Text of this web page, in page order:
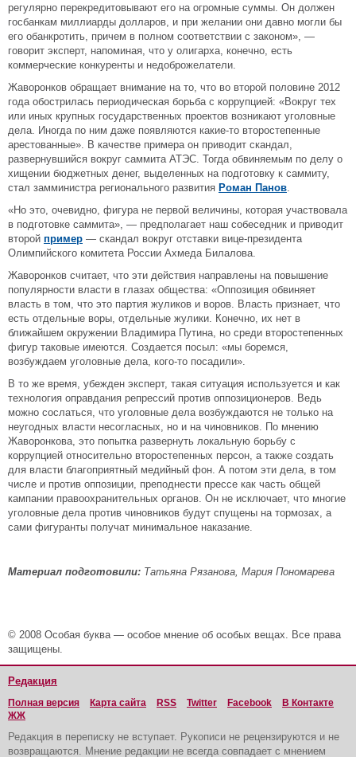
регулярно перекредитовывают его на огромные суммы. Он должен
госбанкам миллиарды долларов, и при желании они давно могли бы
его обанкротить, причем в полном соответствии с законом», —
говорит эксперт, напоминая, что у олигарха, конечно, есть
коммерческие конкуренты и недоброжелатели.
Жаворонков обращает внимание на то, что во второй половине 2012
года обострилась периодическая борьба с коррупцией: «Вокруг тех
или иных крупных государственных проектов возникают уголовные
дела. Иногда по ним даже появляются какие-то второстепенные
арестованные». В качестве примера он приводит скандал,
развернувшийся вокруг саммита АТЭС. Тогда обвиняемым по делу о
хищении бюджетных денег, выделенных на подготовку к саммиту,
стал замминистра регионального развития Роман Панов.
«Но это, очевидно, фигура не первой величины, которая участвовала
в подготовке саммита», — предполагает наш собеседник и приводит
второй пример — скандал вокруг отставки вице-президента
Олимпийского комитета России Ахмеда Билалова.
Жаворонков считает, что эти действия направлены на повышение
популярности власти в глазах общества: «Оппозиция обвиняет
власть в том, что это партия жуликов и воров. Власть признает, что
есть отдельные воры, отдельные жулики. Конечно, их нет в
ближайшем окружении Владимира Путина, но среди второстепенных
фигур таковые имеются. Создается посыл: «мы боремся,
возбуждаем уголовные дела, кого-то посадили».
В то же время, убежден эксперт, такая ситуация используется и как
технология оправдания репрессий против оппозиционеров. Ведь
можно сослаться, что уголовные дела возбуждаются не только на
неугодных власти несогласных, но и на чиновников. По мнению
Жаворонкова, это попытка развернуть локальную борьбу с
коррупцией относительно второстепенных персон, а также создать
для власти благоприятный медийный фон. А потом эти дела, в том
числе и против оппозиции, преподнести прессе как часть общей
кампании правоохранительных органов. Он не исключает, что многие
уголовные дела против чиновников будут спущены на тормозах, а
сами фигуранты получат минимальное наказание.
Материал подготовили: Татьяна Рязанова, Мария Пономарева
© 2008 Особая буква — особое мнение об особых вещах. Все права
защищены.
Редакция
Полная версия Карта сайта RSS Twitter Facebook
В Контакте
ЖЖ
Редакция в переписку не вступает. Рукописи не рецензируются и не
возвращаются. Мнение редакции не всегда совпадает с мнением